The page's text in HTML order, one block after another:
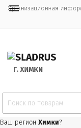
Организационная
Г. ХИМКИ
Ваш регион Химки?